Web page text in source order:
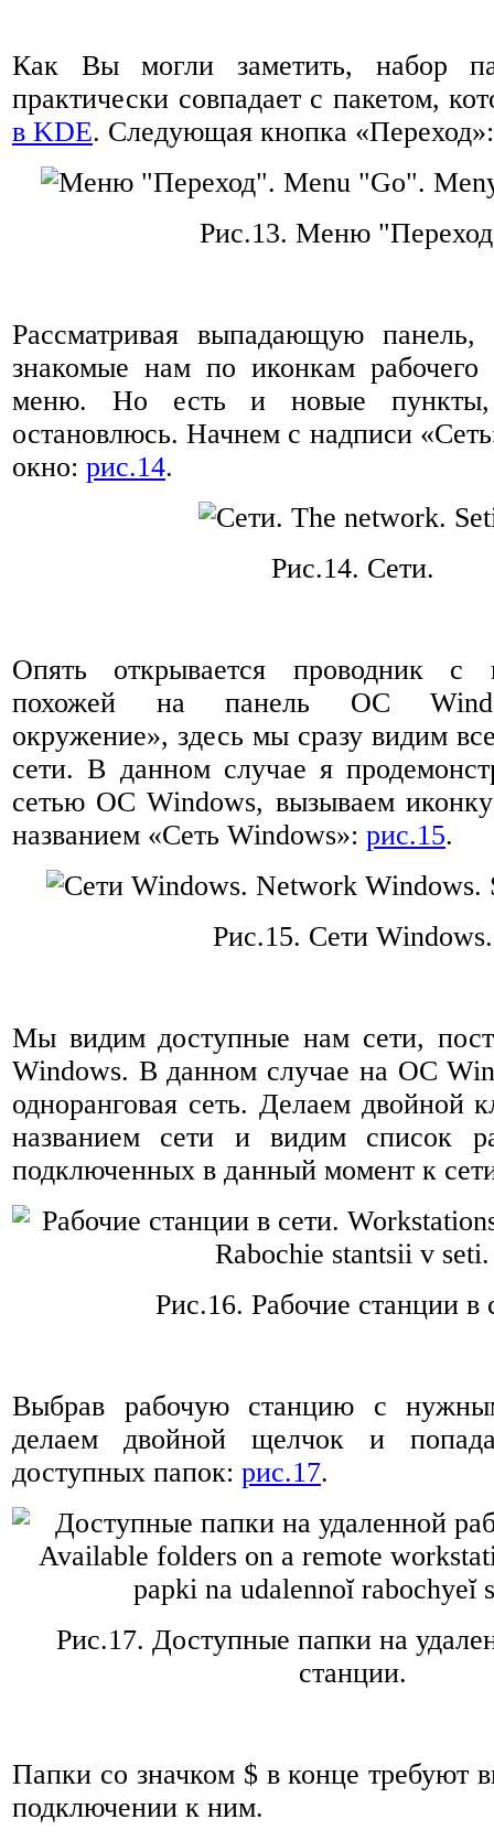
Как Вы могли заметить, набор
практически совпадает с пакетом,
в KDE. Следующая кнопка
Рис.13. Меню
Рассматривая выпадающую
знакомые нам по иконкам
меню. Но есть и новые
остановлюсь. Начнем с надписи
окно: рис.14.
Рис.14. Сети.
Опять открывается проводник с
похожей на панель ОС
окружение», здесь мы сразу видим
сети. В данном случае я
сетью ОС Windows, вызываем
названием «Сеть Windows»: рис.15.
Рис.15. Сети Windows.
Мы видим доступные нам сети,
Windows. В данном случае на ОС
одноранговая сеть. Делаем двойной
названием сети и видим список
подключенных в данный момент к
Рис.16. Рабочие станции в
Выбрав рабочую станцию с
делаем двойной щелчок и
доступных папок: рис.17.
Рис.17. Доступные папки на
станции.
Папки со значком $ в конце требуют
подключении к ним.